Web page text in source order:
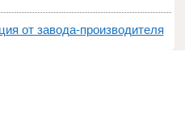
от завода-производителя